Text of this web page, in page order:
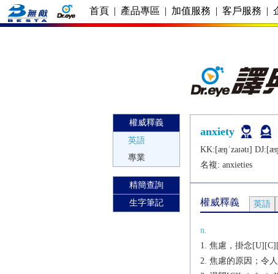
首頁 | 產品專區 | 加值服務 | 客戶服務 |
權威釋義
英語
專業
精簡查詢
生字筆記
anxiety
KK:[æŋˈzaɪǝtɪ]
名複: anxieties
權威釋義 英語
n.
焦慮，掛念
焦慮的原因；令